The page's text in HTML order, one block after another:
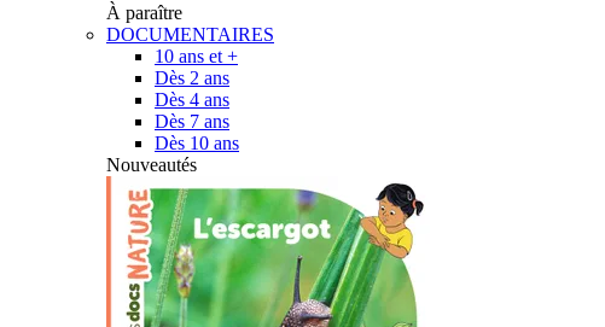
À paraître
DOCUMENTAIRES
10 ans et +
Dès 2 ans
Dès 4 ans
Dès 7 ans
Dès 10 ans
Nouveautés